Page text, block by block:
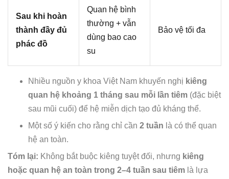
Sau khi hoàn
thành đầy đủ
phác đồ
Quan hệ bình
thường + vẫn
dùng bao cao
su
Bảo vệ tối đa
Nhiều nguồn y khoa Việt Nam khuyến nghị kiêng
quan hệ khoảng 1 tháng sau mỗi lần tiêm (đặc biệt
sau mũi cuối) để hệ miễn dịch tạo đủ kháng thể.
Một số ý kiến cho rằng chỉ cần 2 tuần là có thể quan
hệ an toàn.
Tóm lại: Không bắt buộc kiêng tuyệt đối, nhưng kiêng
hoặc quan hệ an toàn trong 2–4 tuần sau tiêm là lựa